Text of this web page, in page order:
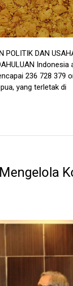
POLITIK DAN
236 728 379
yang terletak di